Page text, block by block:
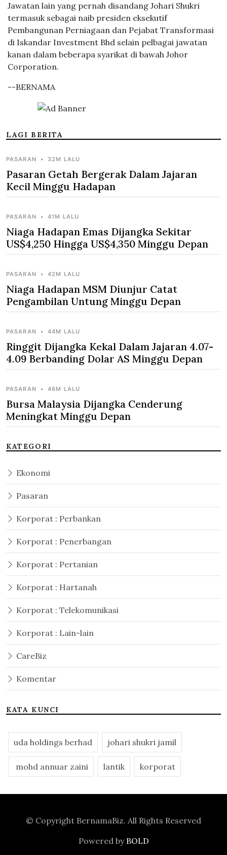
Jawatan lain yang pernah disandang Johari Shukri
termasuk sebagai naib presiden eksekutif
Pembangunan Perniagaan dan Pejabat Transformasi
di Iskandar Investment Bhd selain pelbagai jawatan
kanan dalam beberapa syarikat di bawah Johor
Corporation.
--BERNAMA
LAGI BERITA
PASARAN • 32M LALU
Pasaran Getah Bergerak Dalam Jajaran
Kecil Minggu Hadapan
PASARAN • 41M LALU
Niaga Hadapan Emas Dijangka Sekitar
US$4,250 Hingga US$4,350 Minggu Depan
PASARAN • 42M LALU
Niaga Hadapan MSM Diunjur Catat
Pengambilan Untung Minggu Depan
PASARAN • 44M LALU
Ringgit Dijangka Kekal Dalam Jajaran 4.07-
4.09 Berbanding Dolar AS Minggu Depan
PASARAN • 48M LALU
Bursa Malaysia Dijangka Cenderung
Meningkat Minggu Depan
KATEGORI
Ekonomi
Pasaran
Korporat : Perbankan
Korporat : Penerbangan
Korporat : Pertanian
Korporat : Hartanah
Korporat : Telekomunikasi
Korporat : Lain-lain
CareBiz
Komentar
KATA KUNCI
uda holdings berhad johari shukri jamil
mohd annuar zaini lantik korporat
© Copyright BernamaBiz. All Rights Reserved
Powered by BOLD